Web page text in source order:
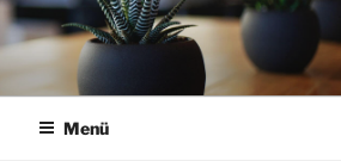
Menü